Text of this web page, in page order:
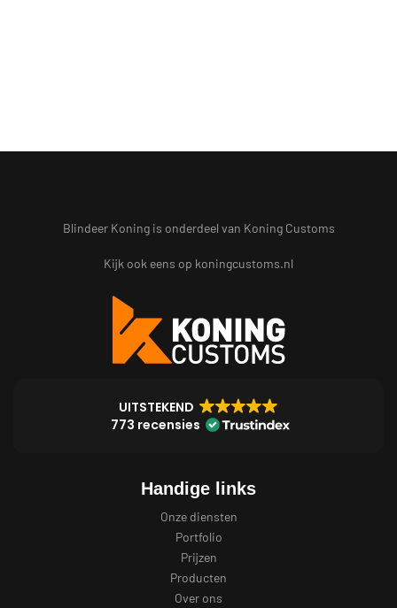
Blindeer Koning is onderdeel van Koning Customs
Kijk ook eens op koningcustoms.nl
UITSTEKEND
773 recensies
Handige links
Onze diensten
Portfolio
Prijzen
Producten
Over ons